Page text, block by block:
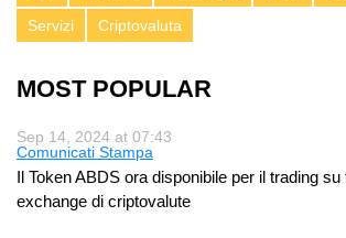
Servizi
Criptovaluta
MOST POPULAR
Sep 14, 2024 at 07:43
Comunicati Stampa
Il Token ABDS ora disponibile per il trading
exchange di criptovalute